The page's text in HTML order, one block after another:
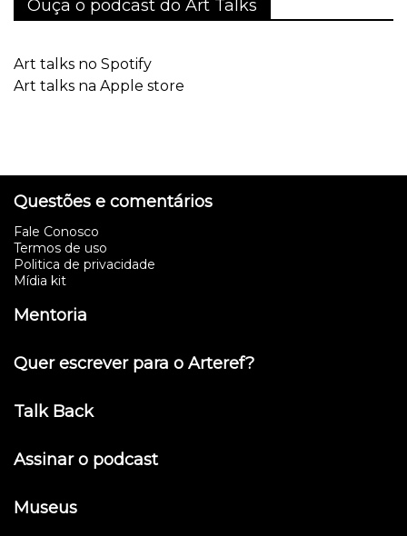
Ouça o podcast do Art Talks
Art talks no Spotify
Art talks na Apple store
Questões e comentários
Fale Conosco
Termos de uso
Politica de privacidade
Mídia kit
Mentoria
Quer escrever para o Arteref?
Talk Back
Assinar o podcast
Museus